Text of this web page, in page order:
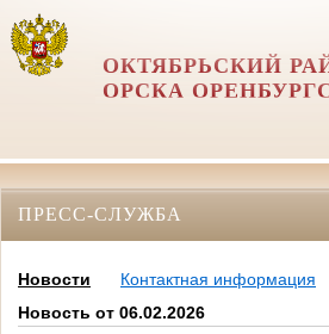
ОКТЯБРЬСКИЙ
ОРСКА
ПРЕСС-СЛУЖБА
Новости
Контактная информация
Новость от 06.02.2026